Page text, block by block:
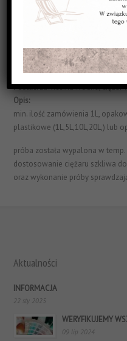
Category: SZKLIWA
Kolor:cytrynowe
Typ:kryjące
Struktura Powierzchni:
Postać:zawiesina wodna, ciężar
Opis:
min. ilość zamówienia 1L,
plastikowe (1L,5L,10L,20L,) lub
próba została wypalona w
dostosowanie ciężaru szkliwa
oraz wykonanie próby
Aktualności
INFORMACJA
22 sty 2025
WERYFIKUJEMY
09 lip 2024